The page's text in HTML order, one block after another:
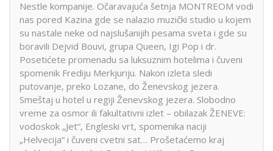
Nestle kompanije. Očaravajuća šetnja MONTREOM vodi
nas pored Kazina gde se nalazio muzički studio u kojem
su nastale neke od najslušanijih pesama sveta i gde su
boravili Dejvid Bouvi, grupa Queen, Igi Pop i dr.
Posetićete promenadu sa luksuznim hotelima i čuveni
spomenik Frediju Merkjuriju. Nakon izleta sledi
putovanje, preko Lozane, do Ženevskog jezera.
Smeštaj u hotel u regiji Ženevskog jezera. Slobodno
vreme za osmor ili fakultativni izlet – obilazak ŽENEVE:
vodoskok „Jet“, Engleski vrt, spomenika naciji
„Helvecija“ i čuveni cvetni sat… Prošetaćemo kraj